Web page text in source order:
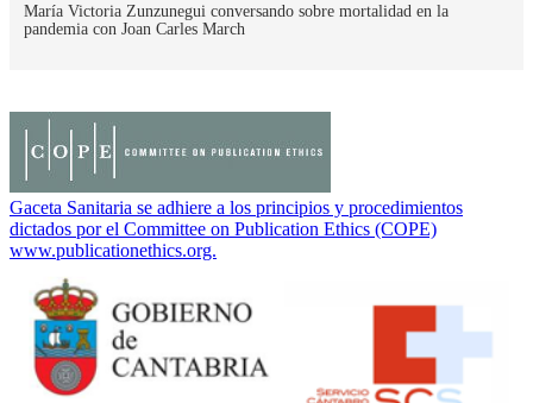
María Victoria Zunzunegui conversando sobre mortalidad en la
pandemia con Joan Carles March
Gaceta Sanitaria se adhiere a los principios y procedimientos
dictados por el Committee on Publication Ethics (COPE)
www.publicationethics.org.